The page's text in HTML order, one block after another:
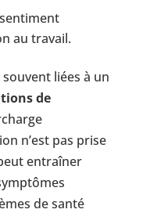
au travail.
liées à un
de
n’est pas prise
entraîner
de santé